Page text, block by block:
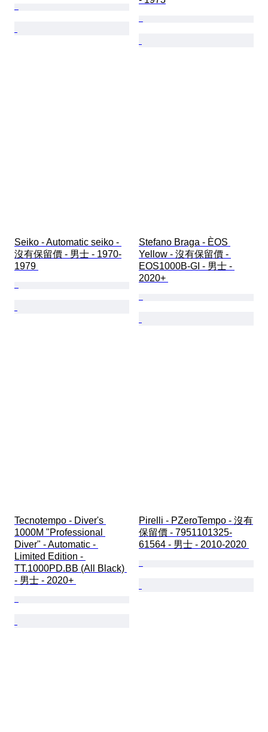
Seiko - Automatic seiko -
沒有保留價 - 男士 - 1970-
1979
Stefano Braga - ÈOS
Yellow - 沒有保留價 -
EOS1000B-GI - 男士 -
2020+
Tecnotempo - Diver's
1000M "Professional
Diver" - Automatic -
Limited Edition -
TT.1000PD.BB (All Black)
- 男士 - 2020+
Pirelli - PZeroTempo - 沒有
保留價 - 7951101325-
61564 - 男士 - 2010-2020